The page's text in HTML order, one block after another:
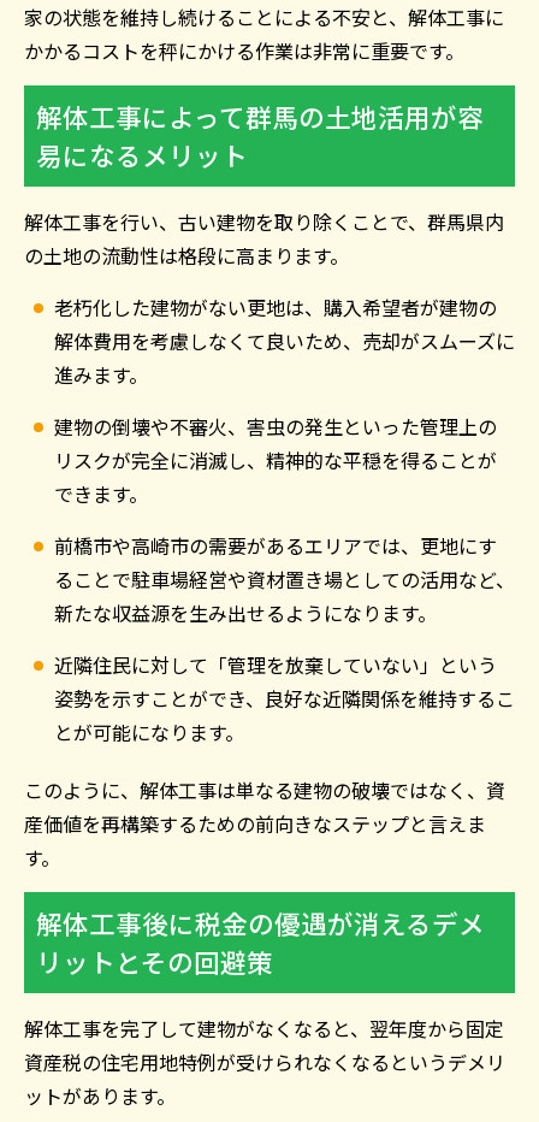
家の状態を維持し続けることによる不安と、解体工事に
かかるコストを秤にかける作業は非常に重要です。
解体工事によって群馬の土地活用が容
易になるメリット
解体工事を行い、古い建物を取り除くことで、群馬県内
の土地の流動性は格段に高まります。
老朽化した建物がない更地は、購入希望者が建物の
解体費用を考慮しなくて良いため、売却がスムーズに
進みます。
建物の倒壊や不審火、害虫の発生といった管理上の
リスクが完全に消滅し、精神的な平穏を得ることが
できます。
前橋市や高崎市の需要があるエリアでは、更地にす
ることで駐車場経営や資材置き場としての活用など、
新たな収益源を生み出せるようになります。
近隣住民に対して「管理を放棄していない」という
姿勢を示すことができ、良好な近隣関係を維持するこ
とが可能になります。
このように、解体工事は単なる建物の破壊ではなく、資
産価値を再構築するための前向きなステップと言えま
す。
解体工事後に税金の優遇が消えるデメ
リットとその回避策
解体工事を完了して建物がなくなると、翌年度から固定
資産税の住宅用地特例が受けられなくなるというデメリ
ットがあります。